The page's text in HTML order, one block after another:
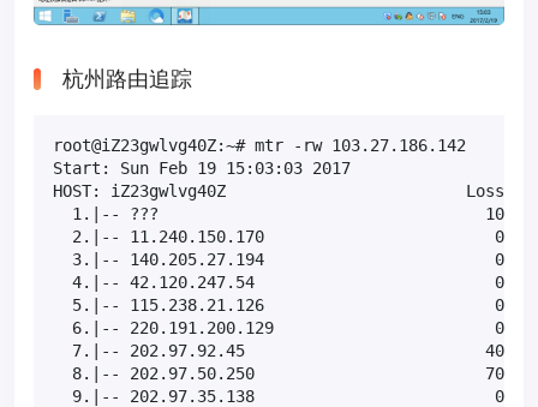
杭州路由追踪
root@iZ23gwlvg40Z:~# mtr -rw 103.27.186.142
Start: Sun Feb 19 15:03:03 2017
HOST: iZ23gwlvg40Z                         Loss%
1.|-- ???
2.|-- 11.240.150.170
3.|-- 140.205.27.194
4.|-- 42.120.247.54
5.|-- 115.238.21.126
6.|-- 220.191.200.129
7.|-- 202.97.92.45
8.|-- 202.97.50.250
9.|-- 202.97.35.138